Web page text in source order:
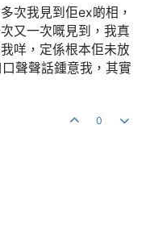
次我見到佢ex啲相，
又一次嘅見到，我真
咩，定係根本佢未放
聲聲話鍾意我，其實
0